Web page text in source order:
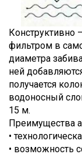
Конструктивно
фильтром в
диаметра
ней
получается
водоносный
15 м.
Преимущества
•
• возможность